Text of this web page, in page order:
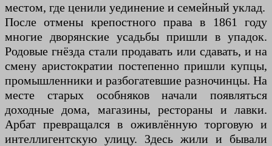
местом, где ценили уединение и семейный уклад.
После отмены крепостного права в 1861 году
многие дворянские усадьбы пришли в упадок.
Родовые гнёзда стали продавать или сдавать, и на
смену аристократии постепенно пришли купцы,
промышленники и разбогатевшие разночинцы. На
месте старых особняков начали появляться
доходные дома, магазины, рестораны и лавки.
Арбат превращался в оживлённую торговую и
интеллигентскую улицу. Здесь жили и бывали